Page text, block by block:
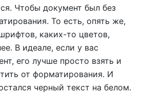
Чтобы документ был без
То есть, опять же,
каких-то цветов,
В идеале, если у вас
его лучше просто взять и
от форматирования. И
черный текст на белом.